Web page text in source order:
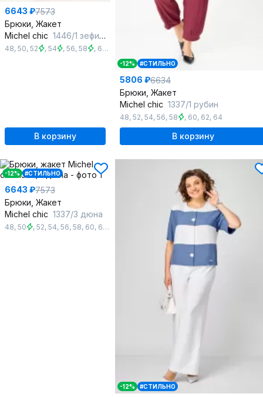
6643 ₽7573
Брюки, Жакет
Michel chic 1446/1 зефирно-розовый
48, 50, 52 , 54 , 56, 58 , 60
В корзину
-12% #СТИЛЬНО
5806 ₽6634
Брюки, Жакет
Michel chic 1337/1 рубин
48, 52, 54, 56, 58 , 60, 62, 64
В корзину
-12% #СТИЛЬНО
6643 ₽7573
Брюки, Жакет
Michel chic 1337/3 дюна
48, 50 , 52, 54, 56, 58, 60, 62
-12% #СТИЛЬНО